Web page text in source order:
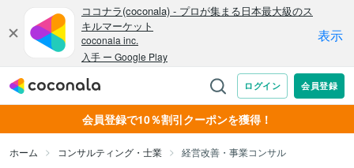
会員登録で10％割引クーポンを獲得！
ホーム コンサルティング・士業 経営改善・事業コンサル